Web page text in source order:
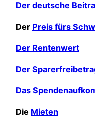
Der deutsche
Der Preis fürs
Der Rentenwert
Der
Das
Die Mieten